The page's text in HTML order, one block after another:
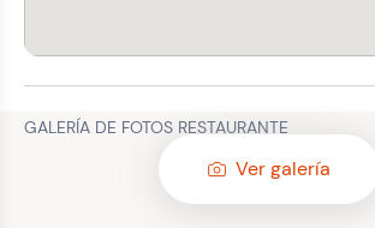
GALERÍA DE FOTOS RESTAURANTE
Ver galería